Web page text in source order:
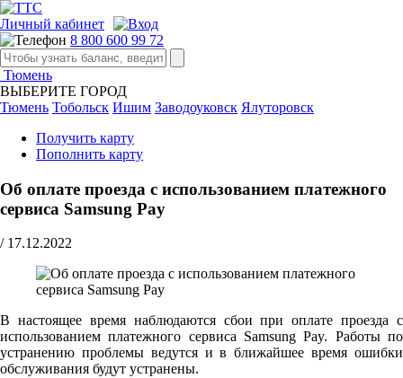
Личный кабинет
8 800 600 99 72
Тюмень
ВЫБЕРИТЕ ГОРОД
Тюмень Тобольск Ишим Заводоуковск Ялуторовск
Получить карту
Пополнить карту
Об оплате проезда с использованием платежного
сервиса Samsung Pay
/ 17.12.2022
В настоящее время наблюдаются сбои при оплате проезда с
использованием платежного сервиса Samsung Pay. Работы по
устранению проблемы ведутся и в ближайшее время ошибки
обслуживания будут устранены.